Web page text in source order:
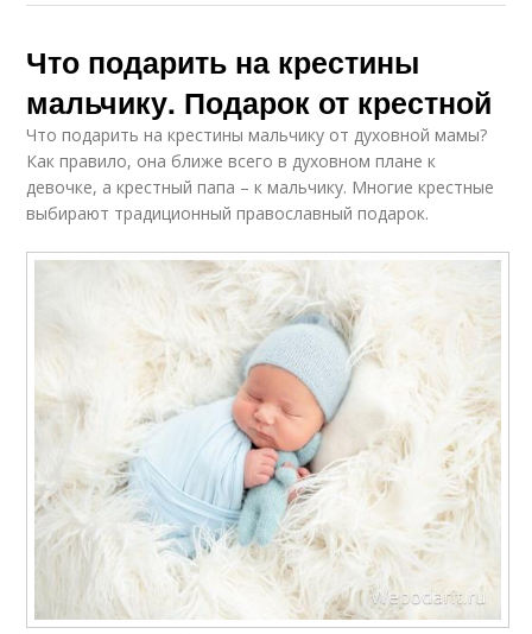
Что подарить на крестины
мальчику. Подарок от крестной
Что подарить на крестины мальчику от духовной мамы?
Как правило, она ближе всего в духовном плане к
девочке, а крестный папа – к мальчику. Многие крестные
выбирают традиционный православный подарок.